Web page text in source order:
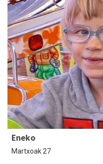
Eneko
Martxoak 27